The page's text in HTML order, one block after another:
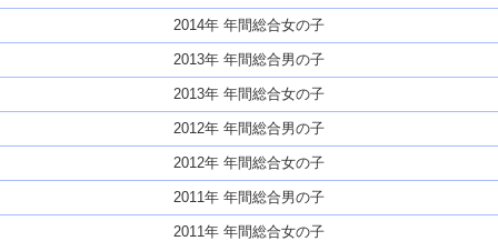
2014年 年間総合女の子
2013年 年間総合男の子
2013年 年間総合女の子
2012年 年間総合男の子
2012年 年間総合女の子
2011年 年間総合男の子
2011年 年間総合女の子